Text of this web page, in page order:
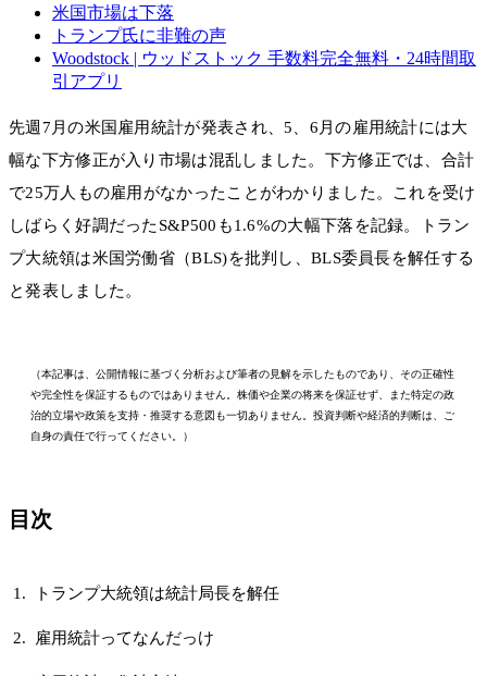
米国市場は下落
トランプ氏に非難の声
Woodstock | ウッドストック 手数料完全無料・24時間取
引アプリ
先週7月の米国雇用統計が発表され、5、6月の雇用統計には大
幅な下方修正が入り市場は混乱しました。下方修正では、合計
で25万人もの雇用がなかったことがわかりました。これを受け
しばらく好調だったS&P500も1.6%の大幅下落を記録。トラン
プ大統領は米国労働省（BLS)を批判し、BLS委員長を解任する
と発表しました。
（本記事は、公開情報に基づく分析および筆者の見解を示したものであり、その正確性
や完全性を保証するものではありません。株価や企業の将来を保証せず、また特定の政
治的立場や政策を支持・推奨する意図も一切ありません。投資判断や経済的判断は、ご
自身の責任で行ってください。）
目次
トランプ大統領は統計局長を解任
雇用統計ってなんだっけ